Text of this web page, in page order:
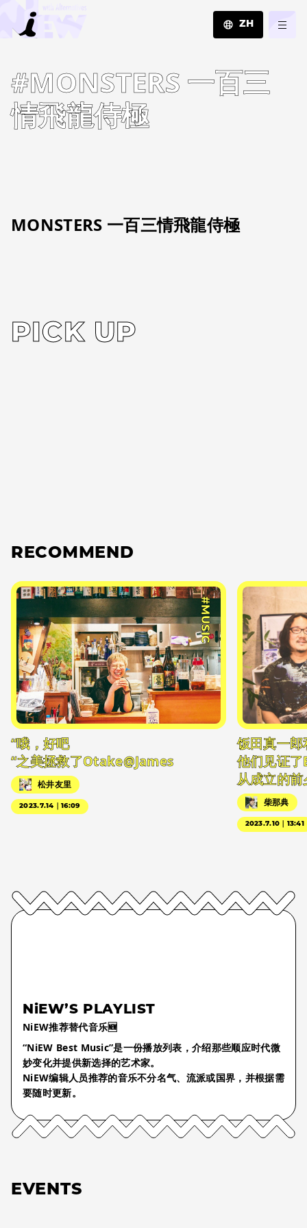
ZH
EN
ZH
#MONSTERS 一百三
情飛龍侍極
MONSTERS 一百三情飛龍侍極
PICK UP
RECOMMEND
#MUSIC
“哦，好吧
“之美拯救了Otake@James
松井友里
2023.7.14｜16:09
饭田真一
他们见证
从成立的
柴那典
2023.7.10｜13:41
NiEW’S PLAYLIST
NiEW推荐替代音乐🆕
“NiEW Best Music”是一份播放列表，介绍那些顺应时代微
妙变化并提供新选择的艺术家。
NiEW编辑人员推荐的音乐不分名气、流派或国界，并根据需
要随时更新。
EVENTS